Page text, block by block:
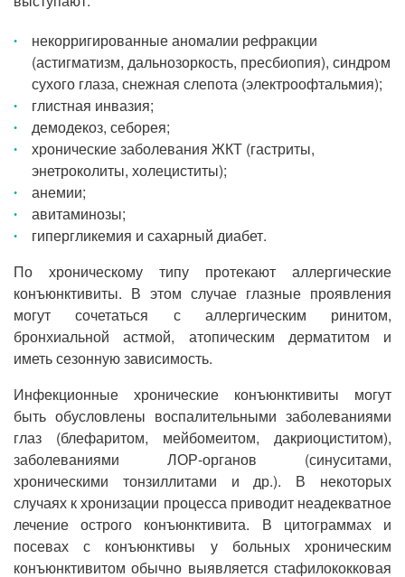
некорригированные аномалии рефракции
(астигматизм, дальнозоркость, пресбиопия), синдром
сухого глаза, снежная слепота (электроофтальмия);
глистная инвазия;
демодекоз, себорея;
хронические заболевания ЖКТ (гастриты,
энетроколиты, холециститы);
анемии;
авитаминозы;
гипергликемия и сахарный диабет.
По хроническому типу протекают аллергические
конъюнктивиты. В этом случае глазные проявления
могут сочетаться с аллергическим ринитом,
бронхиальной астмой, атопическим дерматитом и
иметь сезонную зависимость.
Инфекционные хронические конъюнктивиты могут
быть обусловлены воспалительными заболеваниями
глаз (блефаритом, мейбомеитом, дакриоциститом),
заболеваниями ЛОР-органов (синуситами,
хроническими тонзиллитами и др.). В некоторых
случаях к хронизации процесса приводит неадекватное
лечение острого конъюнктивита. В цитограммах и
посевах с конъюнктивы у больных хроническим
конъюнктивитом обычно выявляется стафилококковая